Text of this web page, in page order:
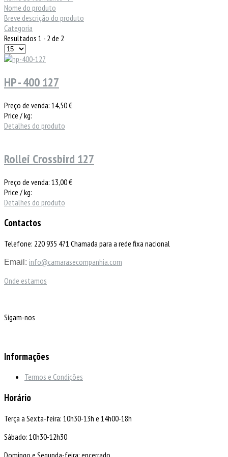
Nome do produto
Breve descrição do produto
Categoria
Resultados 1 - 2 de 2
HP - 400 127
Preço de venda: 14,50 €
Price / kg:
Detalhes do produto
Rollei Crossbird 127
Preço de venda: 13,00 €
Price / kg:
Detalhes do produto
Contactos
Telefone: 220 935 471 Chamada para a rede fixa nacional
Email: info@camarasecompanhia.com
Onde estamos
Sigam-nos
Informações
Termos e Condições
Horário
Terça a Sexta-feira: 10h30-13h e 14h00-18h
Sábado: 10h30-12h30
Domingo e Segunda-feira: encerrado